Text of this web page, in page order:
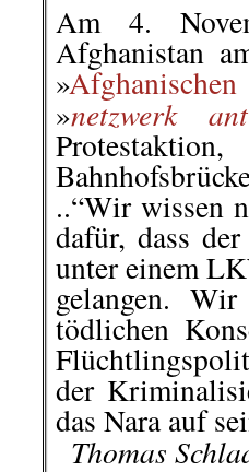
Am 4.
Afghanistan
»
»netzwerk
..“Wir wissen
dafür, dass
unter einem
gelangen.Wir
tödlichen
der
das Nara auf
Thomas